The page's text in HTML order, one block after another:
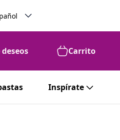
Carrito
Inspírate